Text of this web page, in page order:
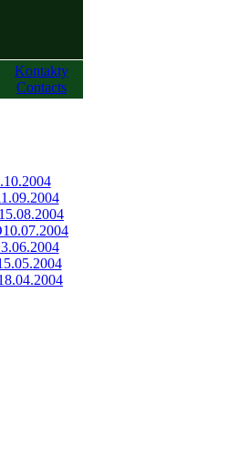
Kontakty
Contacts
15.08.2004
10.07.2004